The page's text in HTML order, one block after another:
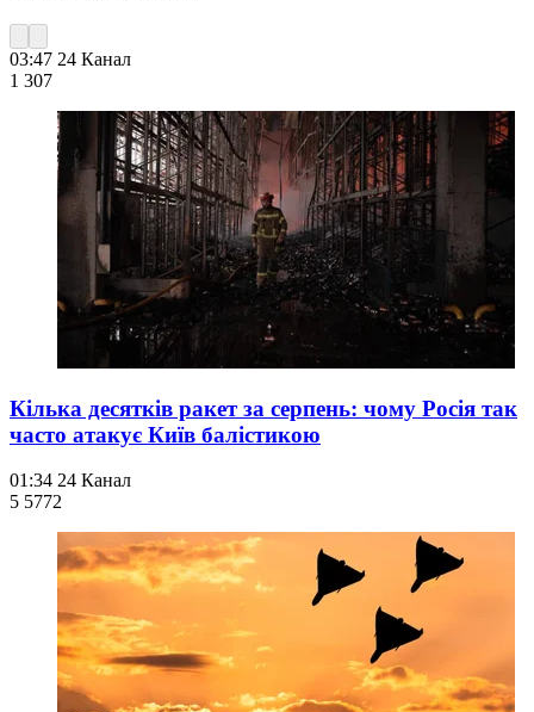
03:47 24 Канал
1 307
Кілька десятків ракет за серпень: чому Росія так
часто атакує Київ балістикою
01:34 24 Канал
5 5772